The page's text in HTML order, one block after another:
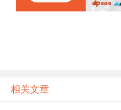
章
相关文章